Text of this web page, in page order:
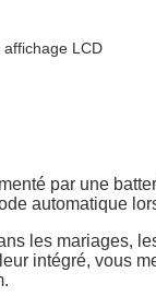
LCD
par une
automatique
les mariages,
intégré, vous